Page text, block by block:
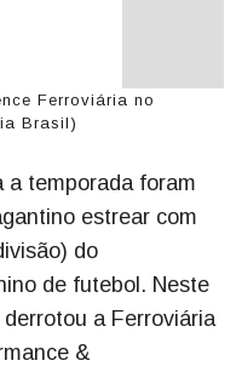
Ferroviária no
Brasil)
a temporada foram
estrear com
do
de futebol. Neste
a Ferroviária
&